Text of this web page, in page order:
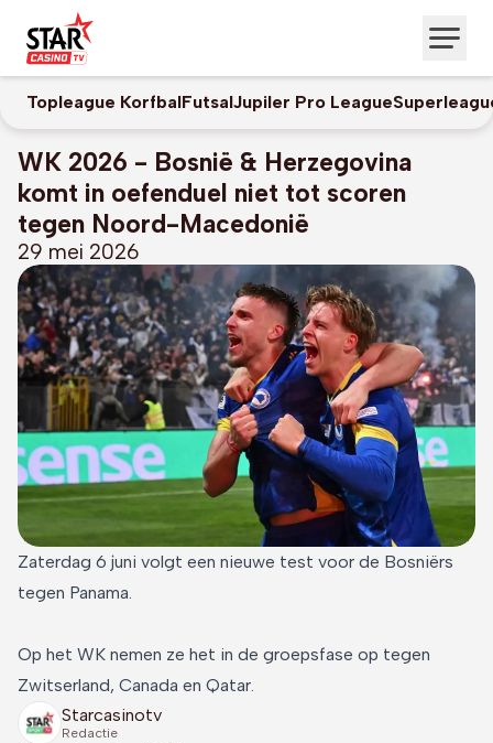
Topleague KorfbalFutsalJupiler Pro League
WK 2026 - Bosnië & Herzegovina
komt in oefenduel niet tot scoren
tegen Noord-Macedonië
29 mei 2026
Zaterdag 6 juni volgt een nieuwe test voor de Bosniërs
tegen Panama.
Op het WK nemen ze het in de groepsfase op tegen
Zwitserland, Canada en Qatar.
Starcasinotv
Redactie